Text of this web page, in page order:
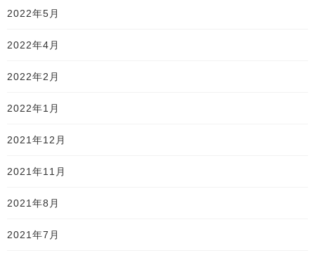
2022年5月
2022年4月
2022年2月
2022年1月
2021年12月
2021年11月
2021年8月
2021年7月